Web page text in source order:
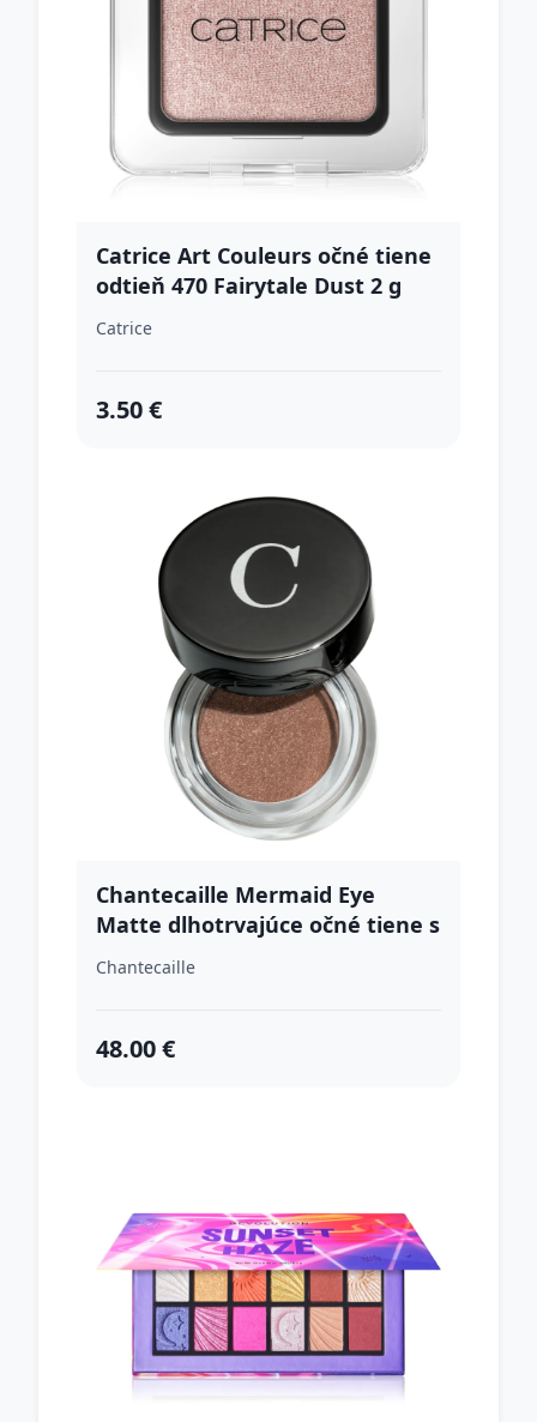
Catrice Art Couleurs očné tiene
odtieň 470 Fairytale Dust 2 g
Catrice
3.50 €
Chantecaille Mermaid Eye
Matte dlhotrvajúce očné tiene s
vyhladzujúcim efektom Sylvie 4
Chantecaille
48.00 €